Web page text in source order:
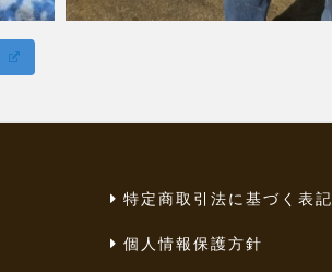
特定商取引法に基づく表記
個人情報保護方針